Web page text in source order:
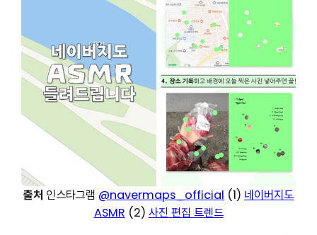
출처 인스타그램 @navermaps_official (1) 네이버지도
ASMR (2) 사진 편집 트렌드